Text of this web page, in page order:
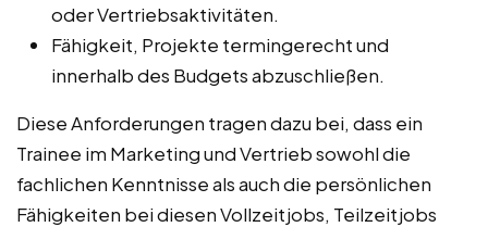
oder Vertriebsaktivitäten.
Fähigkeit, Projekte termingerecht und
innerhalb des Budgets abzuschließen.
Diese Anforderungen tragen dazu bei, dass ein
Trainee im Marketing und Vertrieb sowohl die
fachlichen Kenntnisse als auch die persönlichen
Fähigkeiten bei diesen Vollzeitjobs, Teilzeitjobs